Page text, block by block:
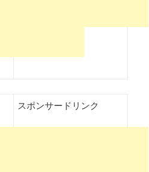
スポンサードリンク